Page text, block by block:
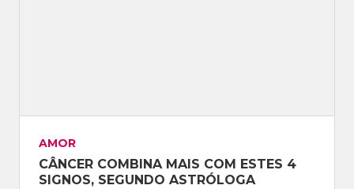
AMOR
CÂNCER COMBINA MAIS COM ESTES 4
SIGNOS, SEGUNDO ASTRÓLOGA